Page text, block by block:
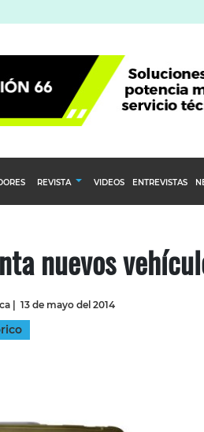
REVISTA VIDEOS ENTREVISTAS
nuevos
| 13 de mayo del 2014